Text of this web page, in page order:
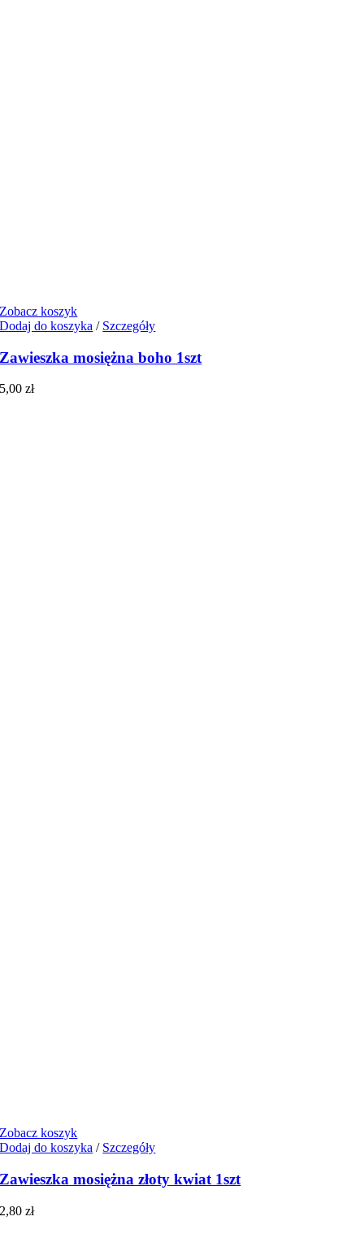
Zobacz koszyk
Dodaj do koszyka / Szczegóły
Zawieszka mosiężna boho 1szt
5,00zł
Zobacz koszyk
Dodaj do koszyka / Szczegóły
Zawieszka mosiężna złoty kwiat 1szt
2,80zł